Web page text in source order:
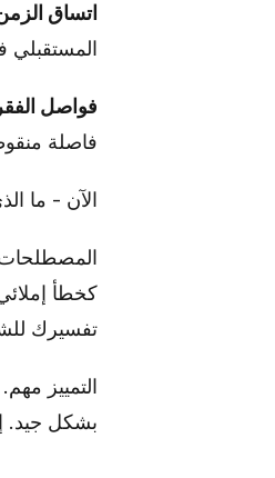
اتساق
المستقبلي
فواصل
فاصلة
الآن - ما
المصطلحات
كخطأ
تفسيرك للشكل 3 يتبع فعلاً من
التمييز
بشكل جيد.